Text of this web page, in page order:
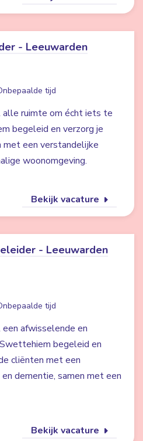
- Leeuwarden
tijd
alle ruimte om écht iets te
begeleid en verzorg je
een verstandelijke
woonomgeving.
Bekijk vacature
- Leeuwarden
tijd
afwisselende en
begeleid en
cliënten met een
dementie, samen met een
Bekijk vacature